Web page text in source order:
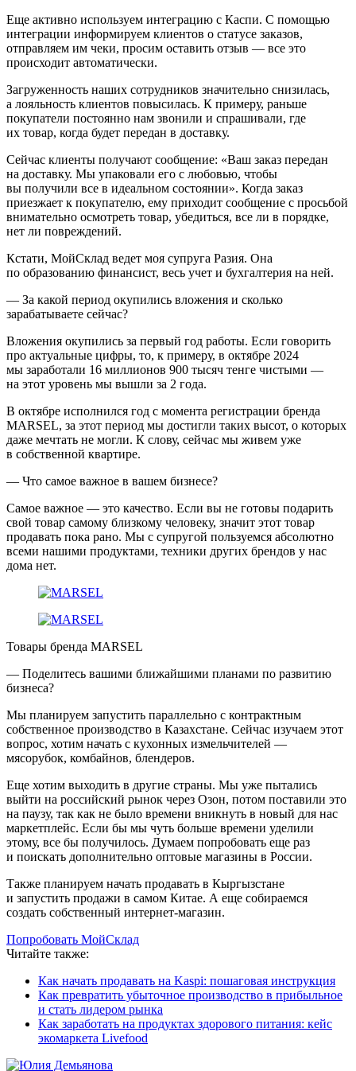
Еще активно используем интеграцию с Каспи. С помощью
интеграции информируем клиентов о статусе заказов,
отправляем им чеки, просим оставить отзыв — все это
происходит автоматически.
Загруженность наших сотрудников значительно снизилась,
а лояльность клиентов повысилась. К примеру, раньше
покупатели постоянно нам звонили и спрашивали, где
их товар, когда будет передан в доставку.
Сейчас клиенты получают сообщение: «Ваш заказ передан
на доставку. Мы упаковали его с любовью, чтобы
вы получили все в идеальном состоянии». Когда заказ
приезжает к покупателю, ему приходит сообщение с просьбой
внимательно осмотреть товар, убедиться, все ли в порядке,
нет ли повреждений.
Кстати, МойСклад ведет моя супруга Разия. Она
по образованию финансист, весь учет и бухгалтерия на ней.
— За какой период окупились вложения и сколько
зарабатываете сейчас?
Вложения окупились за первый год работы. Если говорить
про актуальные цифры, то, к примеру, в октябре 2024
мы заработали 16 миллионов 900 тысяч тенге чистыми —
на этот уровень мы вышли за 2 года.
В октябре исполнился год с момента регистрации бренда
MARSEL, за этот период мы достигли таких высот, о которых
даже мечтать не могли. К слову, сейчас мы живем уже
в собственной квартире.
— Что самое важное в вашем бизнесе?
Самое важное — это качество. Если вы не готовы подарить
свой товар самому близкому человеку, значит этот товар
продавать пока рано. Мы с супругой пользуемся абсолютно
всеми нашими продуктами, техники других брендов у нас
дома нет.
Товары бренда MARSEL
— Поделитесь вашими ближайшими планами по развитию
бизнеса?
Мы планируем запустить параллельно с контрактным
собственное производство в Казахстане. Сейчас изучаем этот
вопрос, хотим начать с кухонных измельчителей —
мясорубок, комбайнов, блендеров.
Еще хотим выходить в другие страны. Мы уже пытались
выйти на российский рынок через Озон, потом поставили это
на паузу, так как не было времени вникнуть в новый для нас
маркетплейс. Если бы мы чуть больше времени уделили
этому, все бы получилось. Думаем попробовать еще раз
и поискать дополнительно оптовые магазины в России.
Также планируем начать продавать в Кыргызстане
и запустить продажи в самом Китае. А еще собираемся
создать собственный интернет-магазин.
Попробовать МойСклад
Читайте также:
Как начать продавать на Kaspi: пошаговая инструкция
Как превратить убыточное производство в прибыльное
и стать лидером рынка
Как заработать на продуктах здорового питания: кейс
экомаркета Livefood